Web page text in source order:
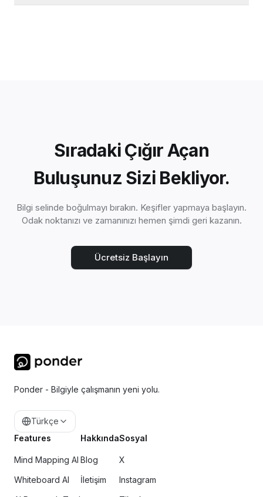
Sıradaki Çığır Açan
Buluşunuz Sizi Bekliyor.
Bilgi selinde boğulmayı bırakın. Keşifler yapmaya başlayın.
Odak noktanızı ve zamanınızı hemen şimdi geri kazanın.
Ücretsiz Başlayın
Ponder - Bilgiyle çalışmanın yeni yolu.
Türkçe
Features
Mind Mapping AI
Whiteboard AI
Hakkında
Blog
İletişim
Sosyal
X
Instagram